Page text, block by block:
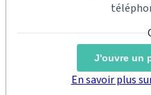
J'ouvre un
En savoir plus